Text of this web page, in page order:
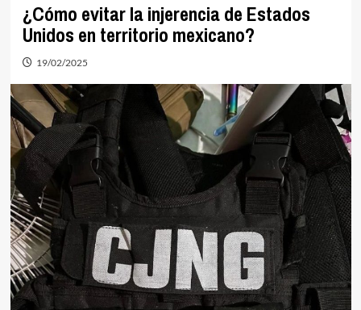
¿Cómo evitar la injerencia de Estados
Unidos en territorio mexicano?
19/02/2025